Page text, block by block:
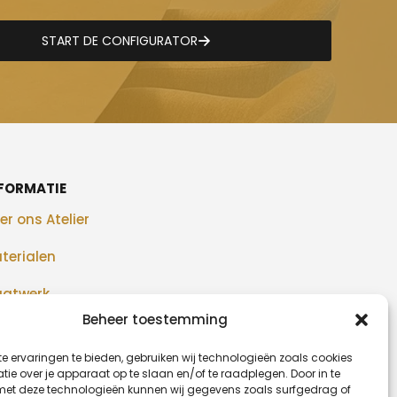
Beheer toestemming
ervaringen te bieden, gebruiken wij technologieën zoals cookies
over je apparaat op te slaan en/of te raadplegen. Door in te
deze technologieën kunnen wij gegevens zoals surfgedrag of
START DE CONFIGURATOR
ons Atelier